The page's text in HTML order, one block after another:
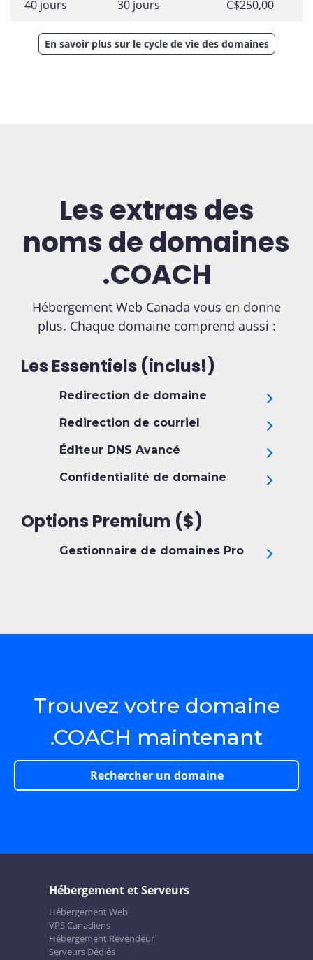
40 jours 30 jours C$250,00
En savoir plus sur le cycle de vie des domaines
Les extras des
noms de domaines
.COACH
Hébergement Web Canada vous en donne
plus. Chaque domaine comprend aussi :
Les Essentiels (inclus!)
Redirection de domaine
Redirection de courriel
Éditeur DNS Avancé
Confidentialité de domaine
Options Premium ($)
Gestionnaire de domaines Pro
Trouvez votre domaine
.COACH maintenant
Rechercher un domaine
Hébergement et Serveurs
Hébergement Web
VPS Canadiens
Hébergement Revendeur
Serveurs Dédiés